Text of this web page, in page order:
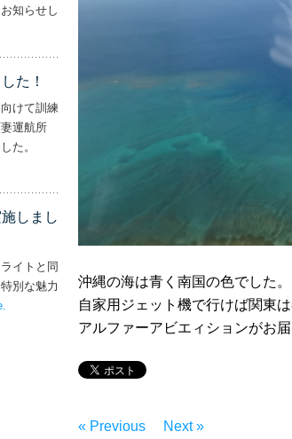
沖縄の海は青く南国の色でした。
自家用ジェット機で行けば関東
アルファーアビエィションがお
« Previous Next »
知らせし
機・ヘリコプター 操縦士・整備士｜募集情報’
た！
けて訓練
運航所
た。
しまし
イトと同
別な魅力
– ‘ナイトフライトを実施しました！！’
.